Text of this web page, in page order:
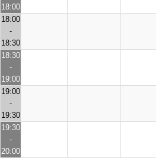
18:00
18:00
-
18:30
18:30
-
19:00
19:00
-
19:30
19:30
-
20:00